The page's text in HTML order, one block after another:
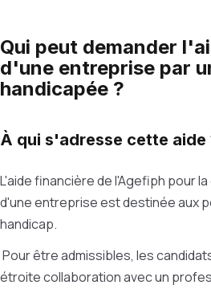
Qui peut demander
d'une entreprise par
handicapée ?
À qui s'adresse cette aide
L'aide financière de l'Agefiph pour
d'une entreprise est destinée aux
handicap.
Pour être admissibles, les
étroite collaboration avec un